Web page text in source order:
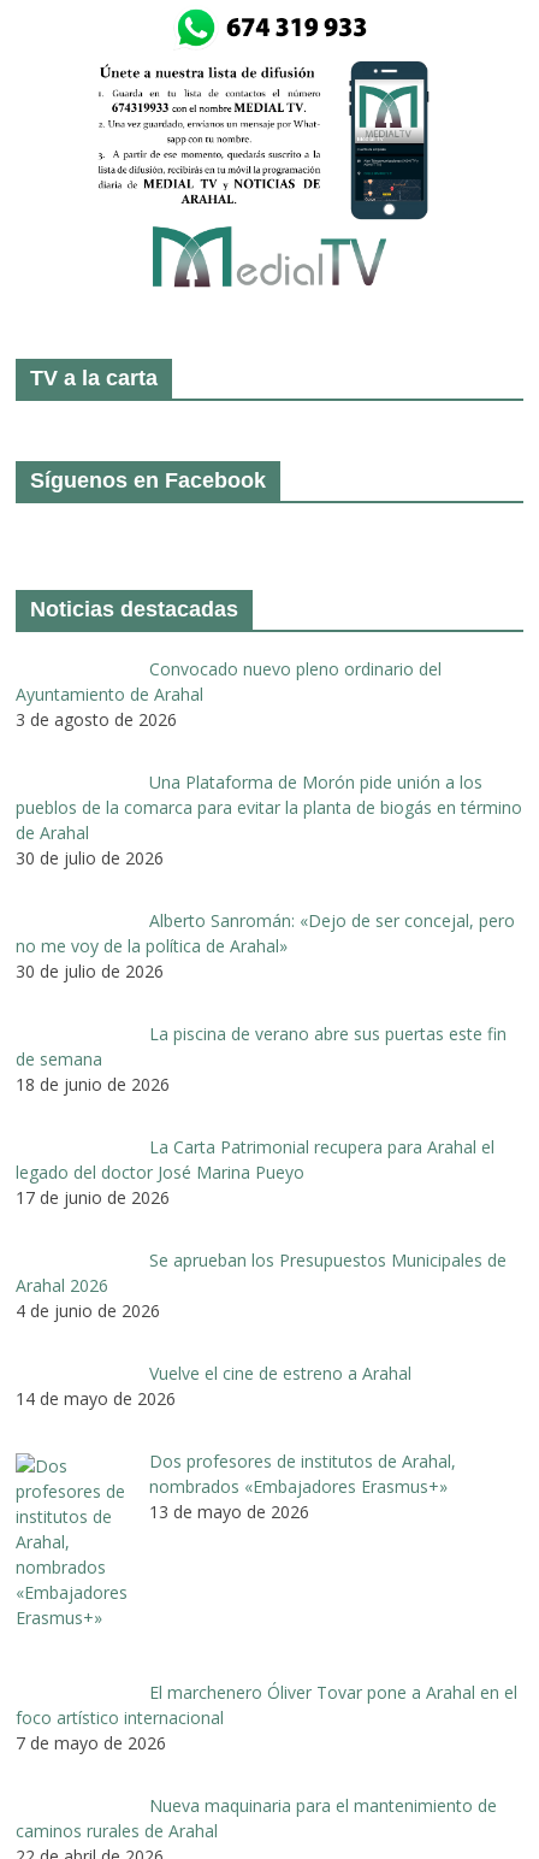
TV a la carta
Síguenos en Facebook
Noticias destacadas
Convocado nuevo pleno ordinario del
Ayuntamiento de Arahal
3 de agosto de 2026
Una Plataforma de Morón pide unión a los
pueblos de la comarca para evitar la planta de biogás en término
de Arahal
30 de julio de 2026
Alberto Sanromán: «Dejo de ser concejal, pero
no me voy de la política de Arahal»
30 de julio de 2026
La piscina de verano abre sus puertas este fin
de semana
18 de junio de 2026
La Carta Patrimonial recupera para Arahal el
legado del doctor José Marina Pueyo
17 de junio de 2026
Se aprueban los Presupuestos Municipales de
Arahal 2026
4 de junio de 2026
Vuelve el cine de estreno a Arahal
14 de mayo de 2026
Dos profesores de institutos de Arahal,
nombrados «Embajadores Erasmus+»
13 de mayo de 2026
El marchenero Óliver Tovar pone a Arahal en el
foco artístico internacional
7 de mayo de 2026
Nueva maquinaria para el mantenimiento de
caminos rurales de Arahal